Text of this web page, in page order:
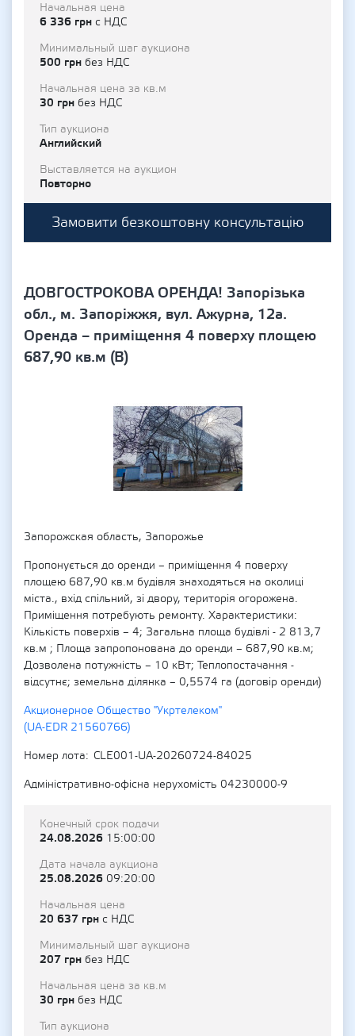
Начальная цена
6 336 грн с НДС
Минимальный шаг аукциона
500 грн без НДС
Начальная цена за кв.м
30 грн без НДС
Тип аукциона
Английский
Выставляется на аукцион
Повторно
Замовити безкоштовну консультацію
ДОВГОСТРОКОВА ОРЕНДА! Запорізька
обл., м. Запоріжжя, вул. Ажурна, 12а.
Оренда – приміщення 4 поверху площею
687,90 кв.м (В)
Запорожская область, Запорожье
Пропонується до оренди – приміщення 4 поверху
площею 687,90 кв.м будівля знаходяться на околиці
міста., вхід спільний, зі двору, територія огорожена.
Приміщення потребують ремонту. Характеристики:
Кількість поверхів – 4; Загальна площа будівлі - 2 813,7
кв.м ; Площа запропонована до оренди – 687,90 кв.м;
Дозволена потужність – 10 кВт; Теплопостачання -
відсутнє; земельна ділянка – 0,5574 га (договір оренди)
Акционерное Общество "Укртелеком"
(UA-EDR 21560766)
Номер лота
CLE001-UA-20260724-84025
Адміністративно-офісна нерухомість 04230000-9
Конечный срок подачи
24.08.2026 15:00:00
Дата начала аукциона
25.08.2026 09:20:00
Начальная цена
20 637 грн с НДС
Минимальный шаг аукциона
207 грн без НДС
Начальная цена за кв.м
30 грн без НДС
Тип аукциона